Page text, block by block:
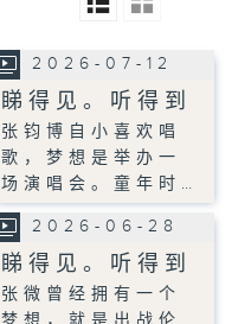
2026-07-12
睇得见。听得到
张钧博自小喜欢唱
歌，梦想是举办一
场演唱会。童年时…
2026-06-28
睇得见。听得到
张微曾经拥有一个
梦想，就是出战伦